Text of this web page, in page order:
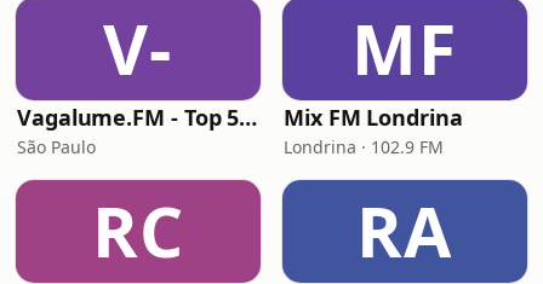
V-
Vagalume.FM - Top 50 Internacional
São Paulo
MF
Mix FM Londrina
Londrina · 102.9 FM
RC RA